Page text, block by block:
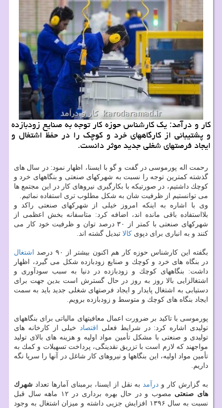
كار و درآمد: یك كارشناس حوزه كار توجه به صنایع زودبازده
و پشتیبانی از كارگاههای خرد و كوچك را در حفظ اشتغال و
ایجاد فرصتهای شغلی جدید موثر دانست.
رحمت اله پورموسی در گفت و گو با ایسنا، اظهار نمود: در سال های
گذشته كمترین توجه را نسبت به شهركهای صنعتی و بنگاههای خرد و
كوچك داشتیم، در صورتیكه با بكارگیری نیروهای كار در این مجتمع ها
می توانستیم از ظرفیت شان به شكل مطلوب تری استفاده نمائیم.
وی با اشاره به اینكه امروز خیلی از شهركهای صنعتی راكد و
بلااستفاده باقی مانده اند، اضافه كرد: متاسفانه بخش اعظمی از
شهركهای صنعتی با كمتر از ۳۰ درصد توان و ظرفیت خود كار می
كنند و به انباری برای دپوی كالا تبدیل گشته اند.
بگفته این كارشناس حوزه كار هم اكنون بیشتر از ۹۰ درصد
اشتغال
در بنگاه های خرد و كوچك و صنایع زودبازده شكل می گیرد، اظهار
داشت: بنگاههای كوچك و زودبازده در دنیا به سبب سودآوری و
اشتغالزایی بالا روز به روز در حال گسترش است بدین جهت برای
دستیابی به اشتغال پایدار و ایجاد فرصتهای شغلی جدید باید به سمت
ایجاد بنگاه های كوچك و متوسط و زودبازده برویم.
پورموسی با تاكید بر ضرورت اعمال معافیتهای مالیاتی برای بنگاههای
تولیدی اشاره كرد: در شرایط فعلی
اقتصادخیلی از كارخانه های
تولیدی و صنعتی با مشكل تأمین مواد اولیه و هزینه های بالای تولید
مواجهند كه لازم است با تزریق نقدینگی، پرداخت تسهیلات و كمك به
تأمین مواد اولیه، این بنگاهها و نیروهای كار شاغل در آنها را سرپا نگه
داریم.
به گزارش كار و درآمدبه نقل از ایسنا، برمبنای آمارها تعداد شهرك
های صنعتی
مصوب و در حال بهره برداری در ۱۲ ماهه سال قبل
نسبت به سال ۱۳۹۶ افزایش جزیی داشته و میزان اشتغال به وجود